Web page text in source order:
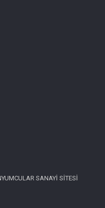
SANAYİ SİTESİ